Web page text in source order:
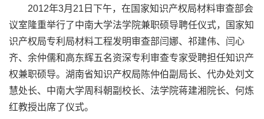
2012年3月21日下午，在国家知识产权局材料审查部会
议室隆重举行了中南大学法学院兼职硕导聘任仪式，国家知
识产权局专利局材料工程发明审查部闫娜、祁建伟、闫心
齐、余仲儒和高东辉五名资深专利审查专家受聘担任知识产
权兼职硕导。湖南省知识产权局陈仲伯副局长、代办处刘文
慧处长、中南大学周科朝副校长、法学院蒋建湘院长、何炼
红教授出席了仪式。